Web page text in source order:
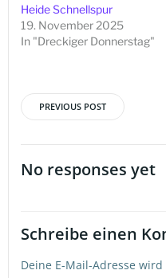
Heide Schnellspur
19. November 2025
In "Dreckiger Donnerstag"
PREVIOUS POST
No responses yet
Schreibe einen
Deine E-Mail-Adresse